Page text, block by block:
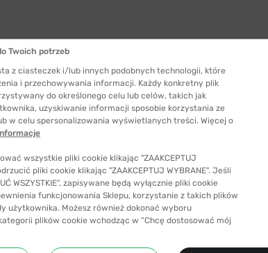
szkła
rozmiar
Twoich potrzeb
z ciasteczek i/lub innych podobnych technologii, które
i przechowywania informacji. Każdy konkretny plik
do określonego celu lub celów, takich jak
uzyskiwanie informacji sposobie korzystania ze
w celu spersonalizowania wyświetlanych treści. Więcej o
wszystkie pliki cookie klikając "ZAAKCEPTUJ
pliki cookie klikając "ZAAKCEPTUJ WYBRANE". Jeśli
WSZYSTKIE", zapisywane będą wyłącznie pliki cookie
funkcjonowania Sklepu, korzystanie z takich plików
użytkownika. Możesz również dokonać wyboru
plików cookie wchodząc w “Chcę dostosować mój